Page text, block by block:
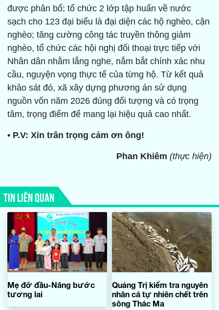
được phân bổ; tổ chức 2 lớp tập huấn về nước
sạch cho 123 đại biểu là đại diện các hộ nghèo, cận
nghèo; tăng cường công tác truyền thông giảm
nghèo, tổ chức các hội nghị đối thoại trực tiếp với
Nhân dân nhằm lắng nghe, nắm bắt chính xác nhu
cầu, nguyện vọng thực tế của từng hộ. Từ kết quả
khảo sát đó, xã xây dựng phương án sử dụng
nguồn vốn năm 2026 đúng đối tượng và có trọng
tâm, trọng điểm để mang lại hiệu quả cao nhất.
• P.V: Xin trân trọng cảm ơn ông!
Phan Khiêm (thực hiện)
TIN LIÊN QUAN
Mẹ đỡ đầu-Nâng bước
tương lai
Quảng Trị kiểm tra nguyên
nhân cá tự nhiên chết trên
sông Thác Ma